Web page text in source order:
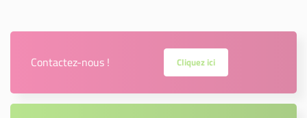
Contactez-nous ! Cliquez ici